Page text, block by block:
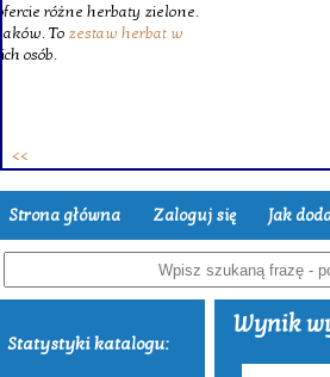
Strona główna Zaloguj się Jak
Statystyki katalogu:
Wynik